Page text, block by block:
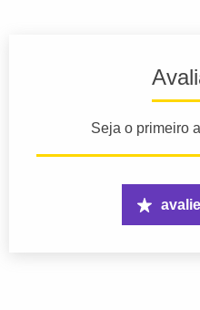
Seja o primeiro